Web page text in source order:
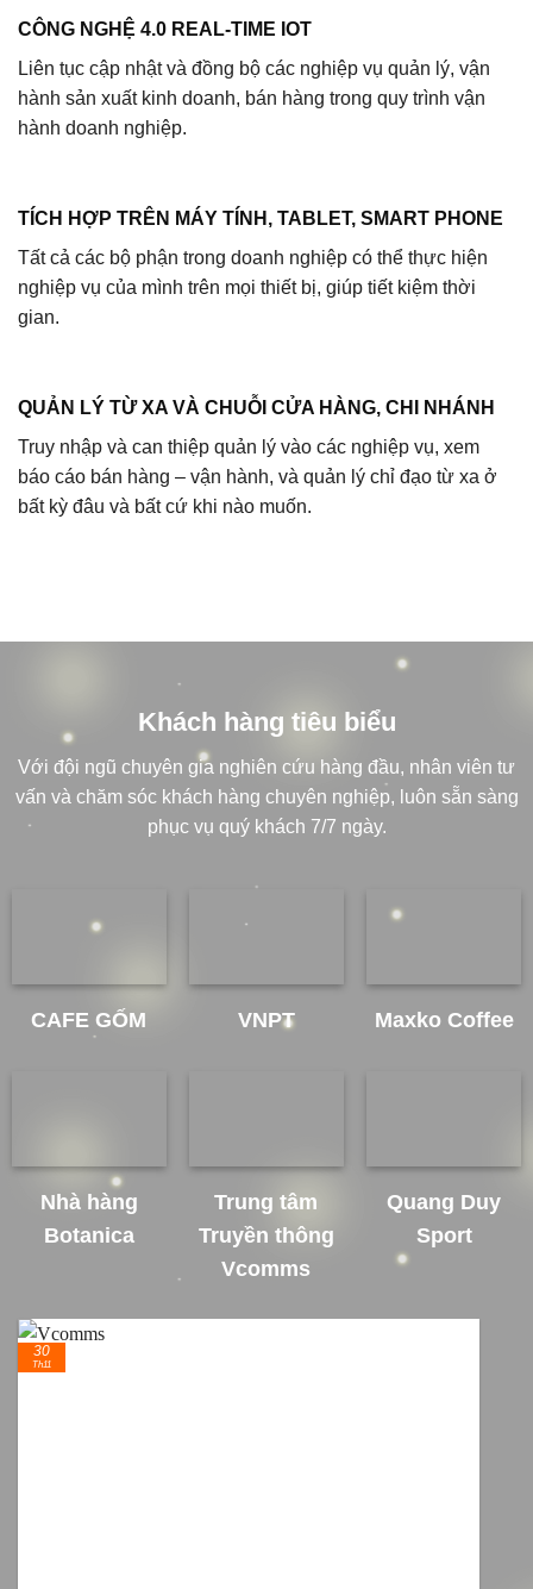
CÔNG NGHỆ 4.0 REAL-TIME IOT
Liên tục cập nhật và đồng bộ các nghiệp vụ quản lý, vận
hành sản xuất kinh doanh, bán hàng trong quy trình vận
hành doanh nghiệp.
TÍCH HỢP TRÊN MÁY TÍNH, TABLET, SMART PHONE
Tất cả các bộ phận trong doanh nghiệp có thể thực hiện
nghiệp vụ của mình trên mọi thiết bị, giúp tiết kiệm thời
gian.
QUẢN LÝ TỪ XA VÀ CHUỖI CỬA HÀNG, CHI NHÁNH
Truy nhập và can thiệp quản lý vào các nghiệp vụ, xem
báo cáo bán hàng – vận hành, và quản lý chỉ đạo từ xa ở
bất kỳ đâu và bất cứ khi nào muốn.
Khách hàng tiêu biểu
Với đội ngũ chuyên gia nghiên cứu hàng đầu, nhân viên tư
vấn và chăm sóc khách hàng chuyên nghiệp, luôn sẵn sàng
phục vụ quý khách 7/7 ngày.
CAFE GỐM VNPT Maxko Coffee
Nhà hàng
Botanica
Trung tâm
Truyền thông
Vcomms
Quang Duy
Sport
30
Th11